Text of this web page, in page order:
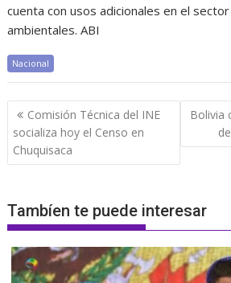
cuenta con usos adicionales en el
ambientales. ABI
Nacional
Navegación
de
entradas
Comisión Técnica del INE
socializa hoy el Censo en
Chuquisaca
Bolivia
Tambíen te puede interesar